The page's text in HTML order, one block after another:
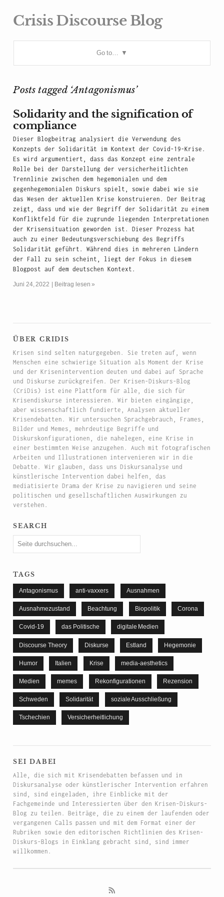
Crisis Discourse Blog
Go to…
Posts tagged ‘Antagonismus’
Solidarity and the signification of
compliance
Dieser Blogbeitrag analysiert die Verwendung des
Konzepts der Solidarität im Kontext der Covid-19-Krise.
Es wird argumentiert, dass das Konzept eine zentrale
Rolle bei der Darstellung der versicherheitlichten
Trennlinie zwischen dem hegemonialen und dem
gegenhegemonialen Diskurs spielt, sowie dabei wie sie
das Wesen der aktuellen Krise konstruieren. Der Beitrag
zeigt, dass und wie der Begriff der Solidarität zu einem
Konfliktfeld für die zugrunde liegenden Interpretationen
der Krisensituation geworden ist. Dieser Prozess hat
auch zu einer Bedeutungsverschiebung des Begriffs
Solidarität geführt. Während dies in mehreren Ländern
der Fall zu sein scheint, liegt der Fokus in diesem
Blogpost auf dem deutschen Kontext.
Juni 24, 2022 Beitrag lesen »
über cridis
Krisen sind selten naturgegeben. Sie treten auf, wenn
Menschen eine schwierige Situation als Moment der Krise
und der Krisenintervention deuten und dabei auf Sprache
und Diskurse zurückgreifen. Der Krisen-Diskurs-Blog
(CriDis) ist eine Plattform für alle, die sich für
Krisendiskurse interessieren. Wir bieten eingängige,
aber wissenschaftlich fundierte, Analysen aktueller
Krisendebatten. Wir untersuchen Sprachgebrauch, Frames,
Bilder und Memes, mehrdeutige Begriffe und
Diskurskonfigurationen, die nahelegen, eine Krise in
einer bestimmten Weise anzugehen. Auch mit fotografischen
Arbeiten und Illustrationen intervenieren wir in die
Debatte. Wir glauben, dass uns Diskursanalyse und
künstlerische Intervention dabei helfen, das
mediatisierte Drama der Krise zu navigieren und seine
politischen und gesellschaftlichen Auswirkungen zu
verstehen.
search
tags
Antagonismus anti-vaxxers Ausnahmen
Ausnahmezustand Beachtung Biopolitik Corona
Covid-19 das Politische digitale Medien
Discourse Theory Diskurse Estland Hegemonie
Humor Italien Krise media-aesthetics
Medien memes Rekonfigurationen Rezension
Schweden Solidarität soziale Ausschließung
Tschechien Versicherheitlichung
sei dabei
Alle, die sich mit Krisendebatten befassen und in
Diskursanalyse oder künstlerischer Intervention erfahren
sind, sind eingeladen, ihre Einblicke mit der
Fachgemeinde und Interessierten über den Krisen-Diskurs-
Blog zu teilen. Beiträge, die zu einem der laufenden oder
vergangenen Calls passen und mit dem Format einer der
Rubriken sowie den editorischen Richtlinien des Krisen-
Diskurs-Blogs in Einklang gebracht sind, sind immer
willkommen.